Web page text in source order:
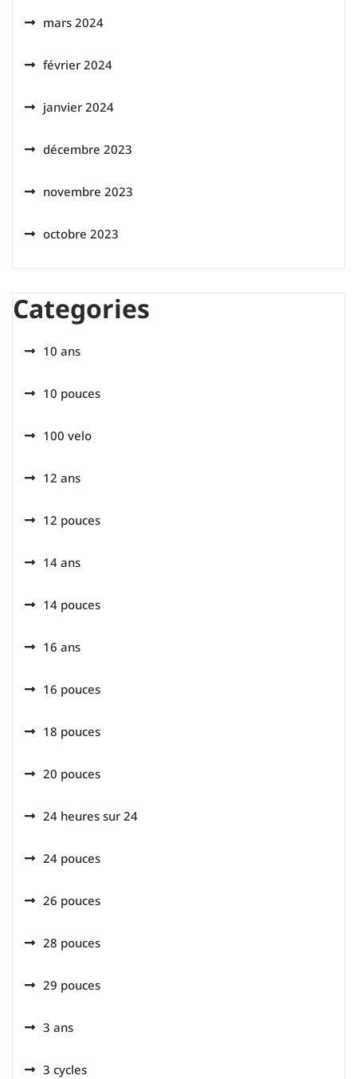
mars 2024
février 2024
janvier 2024
décembre 2023
novembre 2023
octobre 2023
Categories
10 ans
10 pouces
100 velo
12 ans
12 pouces
14 ans
14 pouces
16 ans
16 pouces
18 pouces
20 pouces
24 heures sur 24
24 pouces
26 pouces
28 pouces
29 pouces
3 ans
3 cycles